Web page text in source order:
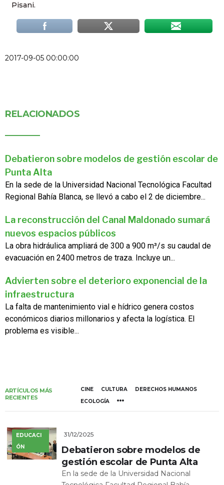
Pisani.
2017-09-05 00:00:00
RELACIONADOS
Debatieron sobre modelos de gestión escolar de
Punta Alta
En la sede de la Universidad Nacional Tecnológica Facultad
Regional Bahía Blanca, se llevó a cabo el 2 de diciembre...
La reconstrucción del Canal Maldonado sumará
nuevos espacios públicos
La obra hidráulica ampliará de 300 a 900 m³/s su caudal de
evacuación en 2400 metros de traza. Incluye un...
Advierten sobre el deterioro exponencial de la
infraestructura
La falta de mantenimiento vial e hídrico genera costos
económicos diarios millonarios y afecta la logística. El
problema es visible...
ARTÍCULOS MÁS
RECIENTES
CINE CULTURA
DERECHOS HUMANOS
ECOLOGÍA
EDUCACI
ÓN
31/12/2025
Debatieron sobre modelos de
gestión escolar de Punta Alta
En la sede de la Universidad Nacional